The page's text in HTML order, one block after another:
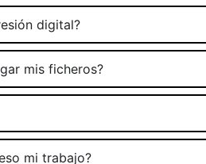
digital?
mis ficheros?
mi trabajo?